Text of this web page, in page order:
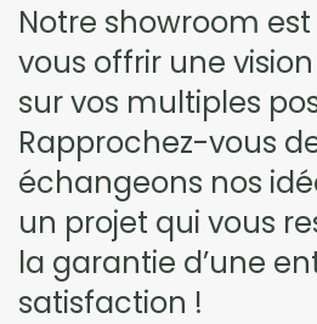
Notre showroom
vous offrir une
sur vos multiples
Rapprochez-vous
échangeons nos
un projet qui vous
la garantie d’une
satisfaction !